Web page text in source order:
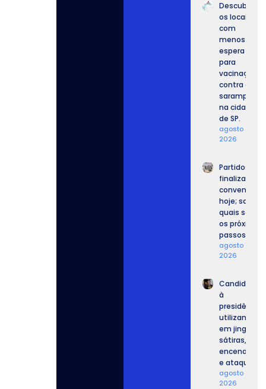
Descubra
os locais
com
menos
espera
para
vacinação
contra o
sarampo
na cidade
de SP.
agosto 8,
2026
Partidos
finalizam
convenções
hoje; saiba
quais serão
os próximos
passos.
agosto 7,
2026
Candidatos
à
presidência
utilizam IA
em jingles,
sátiras,
encenações
e ataques.
agosto 7,
2026